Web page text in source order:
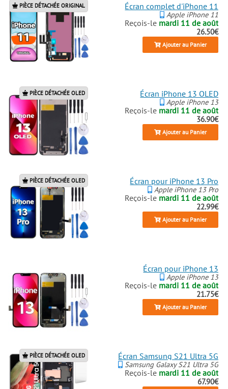
PIÈCE DÉTACHÉE ORIGINAL Écran complet d'iPhone 11
Apple iPhone 11
Reçois-le mardi 11 de août
26.50€
Ajouter au Panier
PIÈCE DÉTACHÉE OLED Écran iPhone 13 OLED
Apple iPhone 13
Reçois-le mardi 11 de août
36.90€
Ajouter au Panier
PIÈCE DÉTACHÉE OLED Écran pour iPhone 13 Pro
Apple iPhone 13 Pro
Reçois-le mardi 11 de août
22.99€
Ajouter au Panier
Écran pour iPhone 13
Apple iPhone 13
Reçois-le mardi 11 de août
21.75€
Ajouter au Panier
PIÈCE DÉTACHÉE OLED Écran Samsung S21 Ultra 5G
Samsung Galaxy S21 Ultra 5G
Reçois-le mardi 11 de août
67.90€